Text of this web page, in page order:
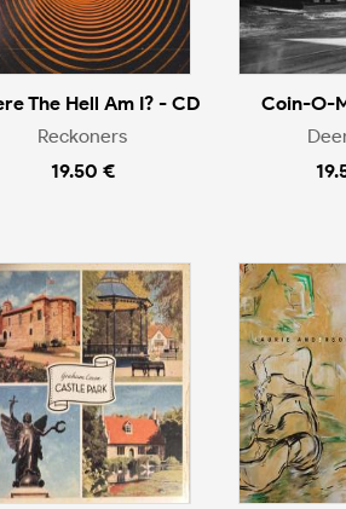
The Hell Am I? - CD
Reckoners
19.50 €
Coin-O-